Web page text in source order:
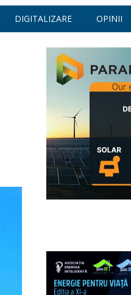
DIGITALIZARE OPINII